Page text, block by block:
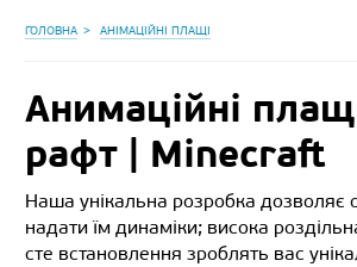
ГОЛОВНА АНІМАЦІЙНІ ПЛАЩІ
Анимаційні
рафт | Minecraft
Наша унікальна розробка дозволяє
надати їм динаміки; висока
сте встановлення зроблять вас